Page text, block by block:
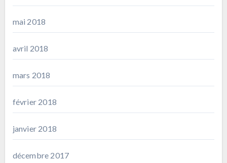
mai 2018
avril 2018
mars 2018
février 2018
janvier 2018
décembre 2017